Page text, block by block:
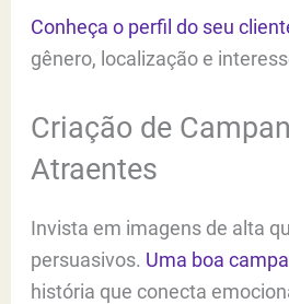
Conheça o perfil do seu
gênero, localização e
Criação de
Atraentes
Invista em imagens de alta
persuasivos. Uma boa
história que conecta